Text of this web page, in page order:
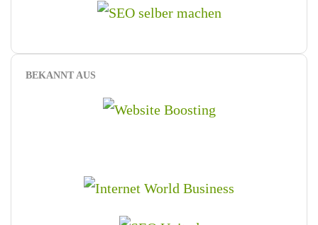
BEKANNT AUS